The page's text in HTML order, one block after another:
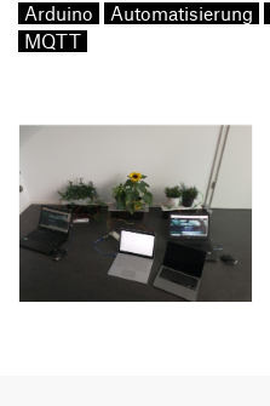
Arduino Automatisierung
MQTT